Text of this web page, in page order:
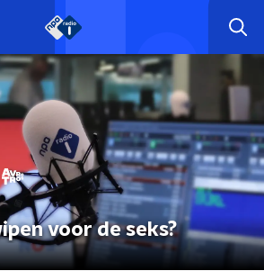
voor de seks?